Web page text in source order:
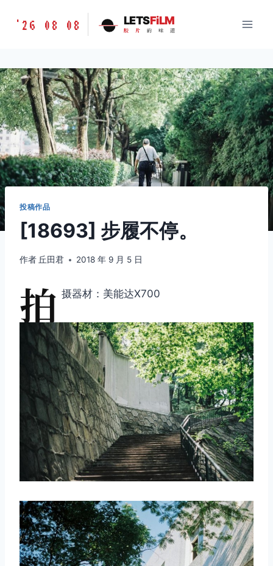
胶
味
道
LETSFILM
'26 08 08 LETSFiLM
胶 片 的 味 道
投稿作品
[18693] 步履不停。
作者 丘田君 2018 年 9 月 5 日
拍 摄器材：美能达X700